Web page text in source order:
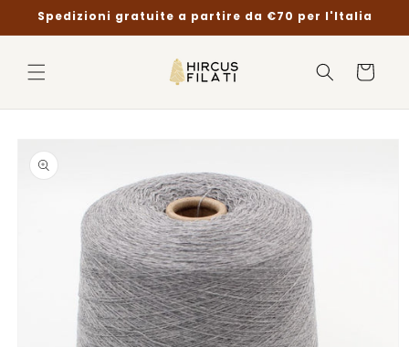
direttamente
ai contenuti
Spedizioni gratuite a partire da €70 per l'Italia
Carrello
informazioni
sul prodotto